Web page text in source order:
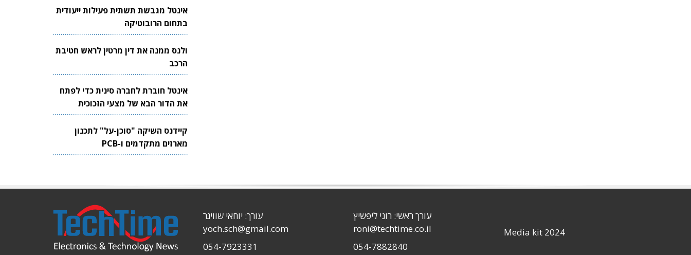
אינטל מגבשת תשתית פעילות ייעודית
בתחום הרובוטיקה
ולנס ממנה את דין מרטין לראש חטיבת
הרכב
אינטל חוברת לחברה סינית כדי לפתח
את הדור הבא של מצעי הזכוכית
לשבבים
קיידנס השיקה "סוכן-על" לתכנון
מארזים מתקדמים ו-PCB
Media kit 2024
עורך ראשי: רוני ליפשיץ
roni@techtime.co.il
054-7882840
עורך: יוחאי שוויגר
yoch.sch@gmail.com
054-7923331